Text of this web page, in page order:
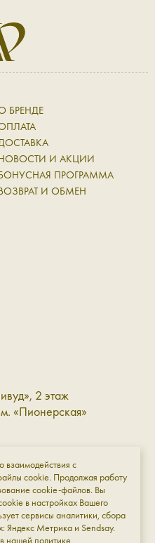
БРЕНДЕ
И АКЦИИ
ПРОГРАММА
И ОБМЕН
2 этаж
«Пионерская»
3 этаж
«Площадь Восстания»
взаимодействия с
cookie. Продолжая работу
cookie-файлов. Вы
в настройках Вашего
сервисы аналитики, сбора
Яндекс Метрика и Sendsay.
нашей политике